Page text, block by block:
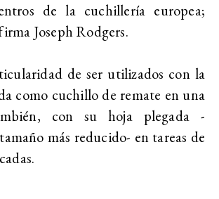
de la cuchillería europea;
Joseph Rodgers.
de ser utilizados con la
como cuchillo de remate en una
con su hoja plegada -
más reducido- en tareas de